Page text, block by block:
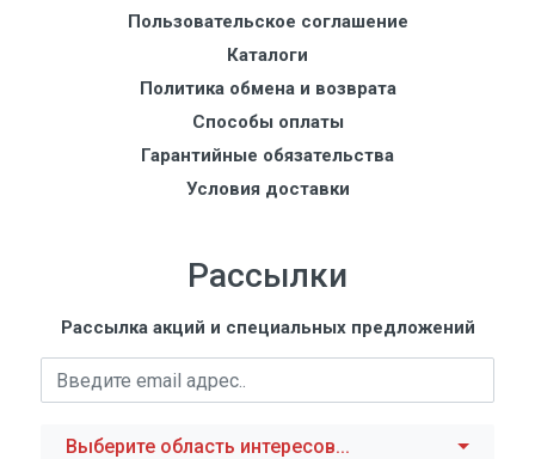
Пользовательское соглашение
Каталоги
Политика обмена и возврата
Способы оплаты
Гарантийные обязательства
Условия доставки
Рассылки
Рассылка акций и специальных предложений
Выберите область интересов...